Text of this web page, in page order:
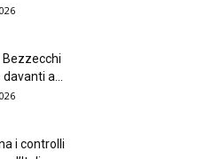
Bezzecchi
a...
i controlli